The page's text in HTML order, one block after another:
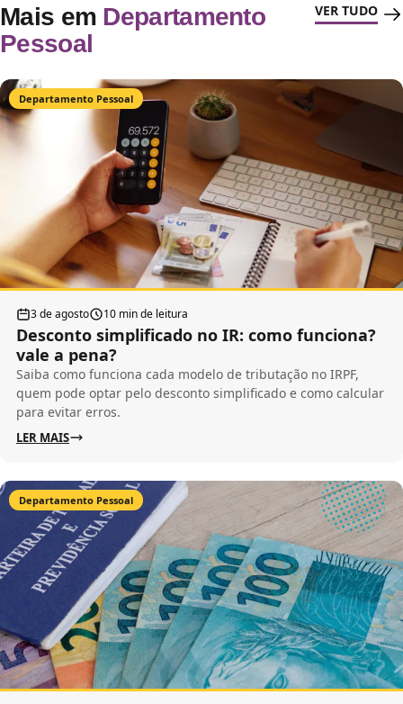
Mais em Departamento
Pessoal
VER TUDO
Departamento Pessoal
3 de agosto 10 min de leitura
Desconto simplificado no IR: como funciona?
vale a pena?
Saiba como funciona cada modelo de tributação no IRPF,
quem pode optar pelo desconto simplificado e como calcular
para evitar erros.
LER MAIS
Departamento Pessoal